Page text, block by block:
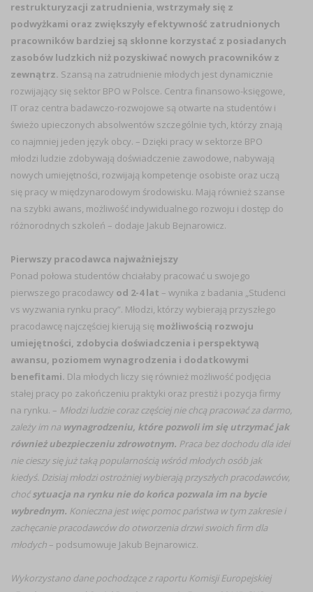
restrukturyzacji zatrudnienia, wstrzymały się z
podwyżkami oraz zwiększyły efektywność zatrudnionych
pracowników bardziej są skłonne korzystać z posiadanych
zasobów ludzkich niż pozyskiwać nowych pracowników z
zewnątrz. Szansą na zatrudnienie młodych jest dynamicznie
rozwijający się sektor BPO w Polsce. Centra finansowo-księgowe,
IT oraz centra badawczo-rozwojowe są otwarte na studentów i
świeżo upieczonych absolwentów szczególnie tych, którzy znają
co najmniej jeden język obcy. – Dzięki pracy w sektorze BPO
młodzi ludzie zdobywają doświadczenie zawodowe, nabywają
nowych umiejętności, rozwijają kompetencje osobiste oraz uczą
się pracy w międzynarodowym środowisku. Mają również szanse
na szybki awans, możliwość indywidualnego rozwoju i dostęp do
różnorodnych szkoleń – dodaje Jakub Bejnarowicz.
Pierwszy pracodawca najważniejszy
Ponad połowa studentów chciałaby pracować u swojego
pierwszego pracodawcy od 2-4 lat – wynika z badania „Studenci
vs wyzwania rynku pracy”. Młodzi, którzy wybierają przyszłego
pracodawcę najczęściej kierują się możliwością rozwoju
umiejętności, zdobycia doświadczenia i perspektywą
awansu, poziomem wynagrodzenia i dodatkowymi
benefitami. Dla młodych liczy się również możliwość podjęcia
stałej pracy po zakończeniu praktyki oraz prestiż i pozycja firmy
na rynku. – Młodzi ludzie coraz częściej nie chcą pracować za darmo,
zależy im na wynagrodzeniu, które pozwoli im się utrzymać jak
również ubezpieczeniu zdrowotnym. Praca bez dochodu dla idei
nie cieszy się już taką popularnością wśród młodych osób jak
kiedyś. Dzisiaj młodzi ostrożniej wybierają przyszłych pracodawców,
choćsytuacja na rynku nie do końca pozwala im na bycie
wybrednym. Konieczna jest więc pomoc państwa w tym zakresie i
zachęcanie pracodawców do otworzenia drzwi swoich firm dla
młodych – podsumowuje Jakub Bejnarowicz.
Wykorzystano dane pochodzące z raportu Komisji Europejskiej